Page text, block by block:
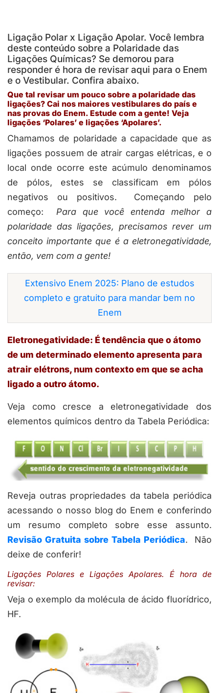
Ligação Polar x Ligação Apolar. Você lembra
deste conteúdo sobre a Polaridade das
Ligações Químicas? Se demorou para
responder é hora de revisar aqui para o Enem
e o Vestibular. Confira abaixo.
Que tal revisar um pouco sobre a polaridade das
ligações? Cai nos maiores vestibulares do país e
nas provas do Enem. Estude com a gente! Veja
ligações ‘Polares’ e ligações ‘Apolares’.
Chamamos de polaridade a capacidade que as
ligações possuem de atrair cargas elétricas, e o
local onde ocorre este acúmulo denominamos
de pólos, estes se classificam em pólos
negativos ou positivos. Começando pelo
começo:
Para que você entenda melhor a
polaridade das ligações, precisamos rever um
conceito importante que é a eletronegatividade,
então, vem com a gente!
Extensivo Enem 2025: Plano de estudos
completo e gratuito para mandar bem no
Enem
Eletronegatividade: É tendência que o átomo
de um determinado elemento apresenta para
atrair elétrons, num contexto em que se acha
ligado a outro átomo.
Veja como cresce a eletronegatividade dos
elementos químicos dentro da Tabela Periódica:
Reveja outras propriedades da tabela periódica
acessando o nosso blog do Enem e conferindo
um resumo completo sobre esse assunto.
Revisão Gratuita sobre Tabela Periódica. Não
deixe de conferir!
Ligações Polares e Ligações Apolares. É hora de
revisar:
Veja o exemplo da molécula de ácido fluorídrico,
HF.